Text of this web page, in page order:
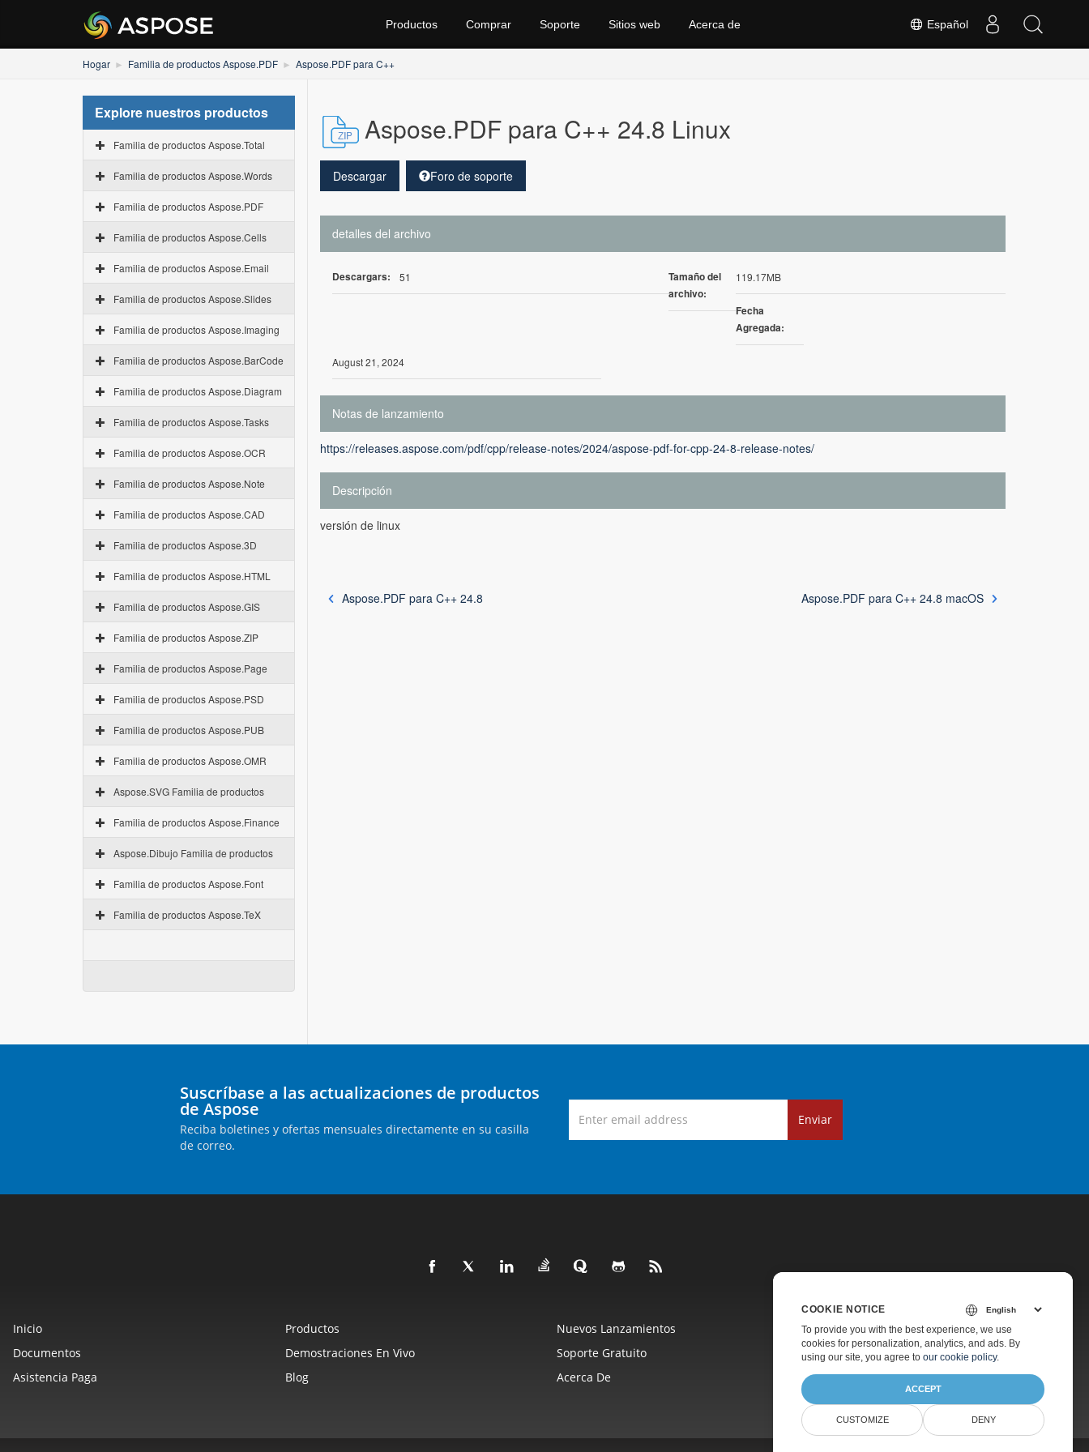
Español
Productos Comprar Soporte Sitios web Acerca de
Hogar Familia de productos Aspose.PDF Aspose.PDF para C++
Explore nuestros productos
Familia de productos Aspose.Total
Familia de productos Aspose.Words
Familia de productos Aspose.PDF
Familia de productos Aspose.Cells
Familia de productos Aspose.Email
Familia de productos Aspose.Slides
Familia de productos Aspose.Imaging
Familia de productos Aspose.BarCode
Familia de productos Aspose.Diagram
Familia de productos Aspose.Tasks
Familia de productos Aspose.OCR
Familia de productos Aspose.Note
Familia de productos Aspose.CAD
Familia de productos Aspose.3D
Familia de productos Aspose.HTML
Familia de productos Aspose.GIS
Familia de productos Aspose.ZIP
Familia de productos Aspose.Page
Familia de productos Aspose.PSD
Familia de productos Aspose.PUB
Familia de productos Aspose.OMR
Aspose.SVG Familia de productos
Familia de productos Aspose.Finance
Aspose.Dibujo Familia de productos
Familia de productos Aspose.Font
Familia de productos Aspose.TeX
Aspose.PDF para C++ 24.8 Linux
Descargar Foro de soporte
detalles del archivo
Descargars: 51
Tamaño del
archivo:
119.17MB
Fecha
Agregada:
August 21, 2024
Notas de lanzamiento
https://releases.aspose.com/pdf/cpp/release-notes/2024/aspose-pdf-for-cpp-24-8-release-notes/
Descripción
versión de linux
Aspose.PDF para C++ 24.8 Aspose.PDF para C++ 24.8 macOS
Suscríbase a las actualizaciones de productos
de Aspose
Reciba boletines y ofertas mensuales directamente en su casilla
de correo.
Enviar
Inicio Productos Nuevos Lanzamientos
Precios
Documentos
Demostraciones En Vivo Soporte Gratuito
Asesoramiento Gratuito
Asistencia Paga
Blog Acerca De
COOKIE NOTICE
To provide you with the best experience, we use
cookies for personalization, analytics, and ads. By
using our site, you agree to our cookie policy.
ACCEPT
CUSTOMIZE DENY